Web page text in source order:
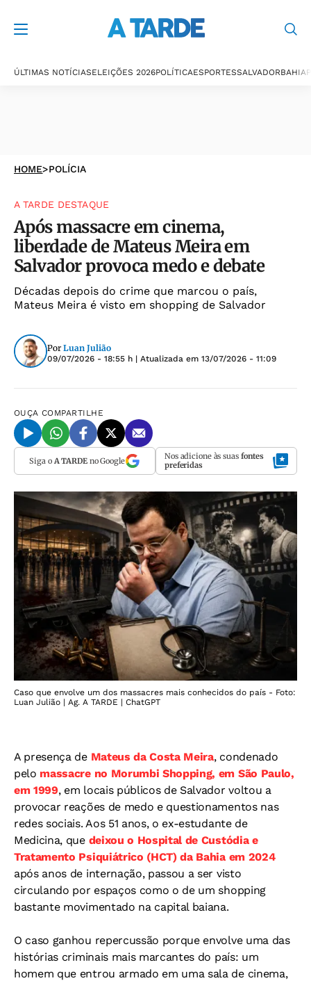
ÚLTIMAS NOTÍCIASELEIÇÕES 2026POLÍTICAESPORTESSALVADORBAHIA
HOME>POLÍCIA
A TARDE DESTAQUE
Após massacre em cinema,
liberdade de Mateus Meira em
Salvador provoca medo e debate
Décadas depois do crime que marcou o país,
Mateus Meira é visto em shopping de Salvador
Por Luan Julião
09/07/2026 - 18:55 h | Atualizada em 13/07/2026 - 11:09
OUÇA COMPARTILHE
Siga o A TARDEno Google Nos adicione às suas fontes
preferidas
Caso que envolve um dos massacres mais conhecidos do país - Foto:
Luan Julião | Ag. A TARDE | ChatGPT
A presença de Mateus da Costa Meira, condenado
pelo massacre no Morumbi Shopping, em São Paulo,
em 1999, em locais públicos de Salvador voltou a
provocar reações de medo e questionamentos nas
redes sociais. Aos 51 anos, o ex-estudante de
Medicina, que deixou o Hospital de Custódia e
Tratamento Psiquiátrico (HCT) da Bahia em 2024
após anos de internação, passou a ser visto
circulando por espaços como o de um shopping
bastante movimentado na capital baiana.
O caso ganhou repercussão porque envolve uma das
histórias criminais mais marcantes do país: um
homem que entrou armado em uma sala de cinema,